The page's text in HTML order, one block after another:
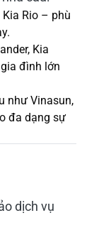
Rio – phù
Kia
đình lớn
như Vinasun,
đa dạng sự
dịch vụ